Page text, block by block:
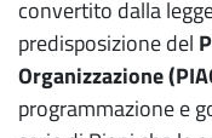
convertito dalla
predisposizione del
Organizzazione
programmazione e